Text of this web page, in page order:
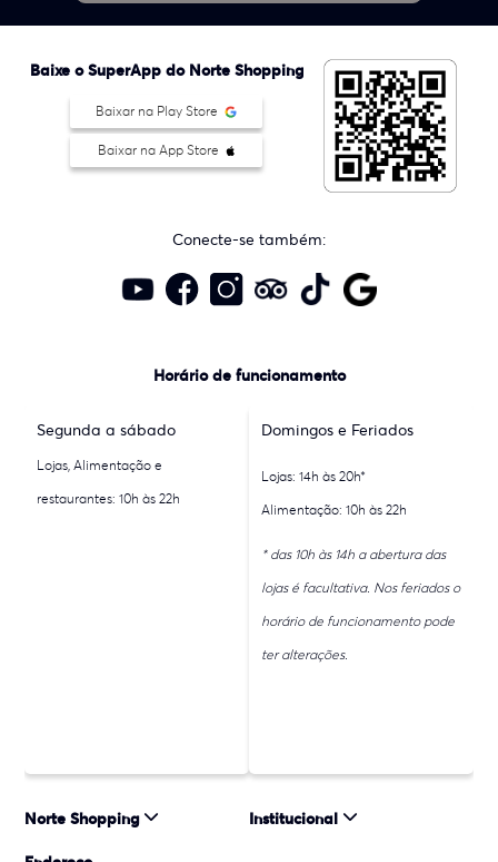
Baixe o SuperApp do Norte Shopping
Baixar na Play Store
Baixar na App Store
Conecte-se também:
Horário de funcionamento
Segunda a sábado
Lojas, Alimentação e
restaurantes: 10h às 22h
Domingos e Feriados
Lojas: 14h às 20h*
Alimentação: 10h às 22h
* das 10h às 14h a abertura das
lojas é facultativa. Nos feriados o
horário de funcionamento pode
ter alterações.
Norte Shopping Institucional